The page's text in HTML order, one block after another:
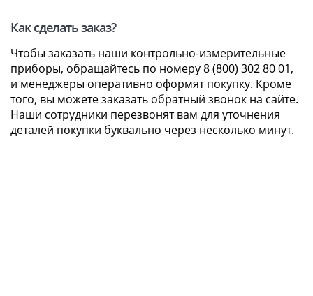
Как сделать заказ?
Чтобы заказать наши контрольно-измерительные
приборы, обращайтесь по номеру 8 (800) 302 80 01,
и менеджеры оперативно оформят покупку. Кроме
того, вы можете заказать обратный звонок на сайте.
Наши сотрудники перезвонят вам для уточнения
деталей покупки буквально через несколько минут.